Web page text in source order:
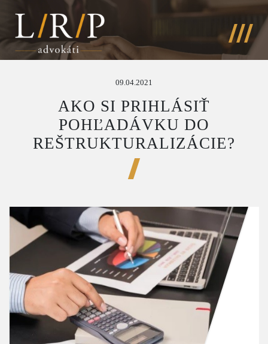
09.04.2021
AKO SI PRIHLÁSIŤ
POHĽADÁVKU DO
REŠTRUKTURALIZÁCIE?